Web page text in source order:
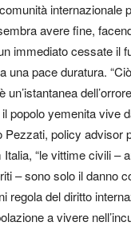
internazionale
avere fine,
immediato cessate il
una pace duratura.
popolo yemenita vive
Pezzati, policy advisor
“le vittime civili –
– sono solo il danno
regola del diritto
a vivere